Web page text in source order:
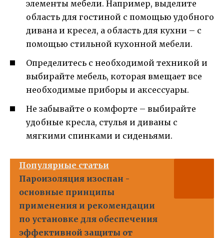
элементы мебели. Например, выделите
область для гостиной с помощью удобного
дивана и кресел, а область для кухни – с
помощью стильной кухонной мебели.
Определитесь с необходимой техникой и
выбирайте мебель, которая вмещает все
необходимые приборы и аксессуары.
Не забывайте о комфорте – выбирайте
удобные кресла, стулья и диваны с
мягкими спинками и сиденьями.
Популярные статьи
Пароизоляция изоспан -
основные принципы
применения и рекомендации
по установке для обеспечения
эффективной защиты от